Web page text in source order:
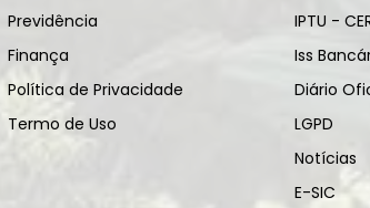
Previdência
Finança
Política de Privacidade
Termo de Uso
IPTU -
Iss
Diário
LGPD
Notícias
E-SIC